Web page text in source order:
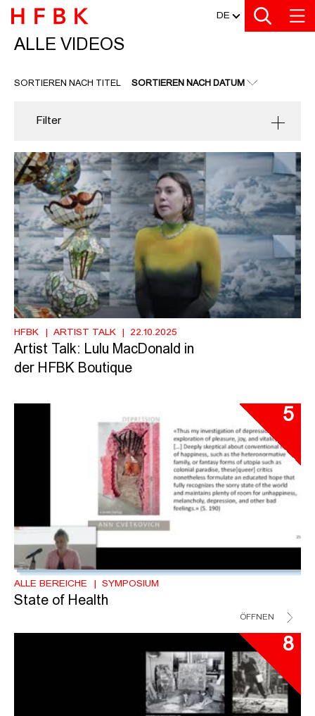
Zu den Filtern
Zur Metanavigation
Zur Hauptnavigation
Zur Suche
Zum Inhalt
Zum Seitenfuss DE
ALLE VIDEOS
ALLE VIDEOS
SORTIEREN NACH TITEL SORTIEREN NACH DATUM
Filter
HFBK ARTIST TALK 22.10.2025
Artist Talk: Lulu MacDonald in
der HFBK Boutique
5
ALLE BEREICHE SYMPOSIUM
State of Health
ÖFFNEN
8